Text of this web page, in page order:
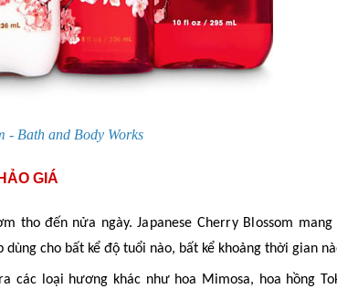
- Bath and Body Works
GIÁ
thođến nửa ngày.Japanese Cherry Blossom mang
dùng cho bất kể độ tuổi nào, bất kể khoảng thời gian
các loại hương khác như hoa Mimosa, hoa hồng